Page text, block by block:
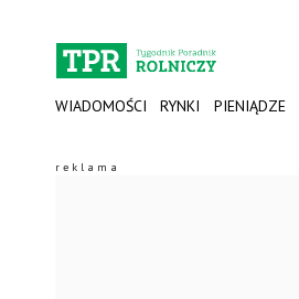
WIADOMOŚCI RYNKI PIENIĄDZE